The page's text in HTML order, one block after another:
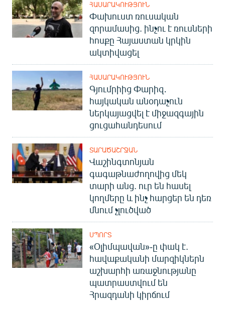
ՀԱՍԱՐԱԿՈՒԹՅՈՒՆ
Փախուստ ռուսական
զորամասից. ինչու է ռուսների
հոսքը Հայաստան կրկին
ակտիվացել
ՀԱՍԱՐԱԿՈՒԹՅՈՒՆ
Գյումրիից Փարիզ․
հայկական անօդաչուն
ներկայացվել է միջազգային
ցուցահանդեսում
ՏԱՐԱԾԱՇՐՋԱՆ
Վաշինգտոնյան
գագաթնաժողովից մեկ
տարի անց. ուր են հասել
կողմերը և ինչ հարցեր են դեռ
մնում չլուծված
ՍՊՈՐՏ
«Օլիմպավան»-ը փակ է.
հավաքականի մարզիկներն
աշխարհի առաջնությանը
պատրաստվում են
Հրազդանի կիրճում